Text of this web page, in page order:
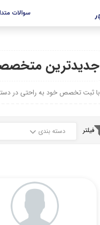
سوالات
جدیدترین
با ثبت تخصص خود به راحتی در
فیلتر دسته بندی